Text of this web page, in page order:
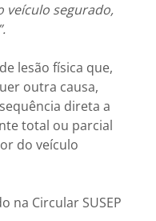
veículo segurado,
lesão física que,
outra causa,
direta a
total ou parcial
do veículo
na Circular SUSEP